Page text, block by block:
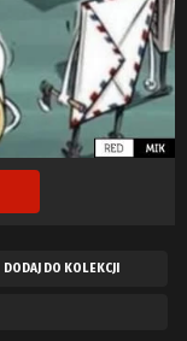
DODAJ DO KOLEKCJI